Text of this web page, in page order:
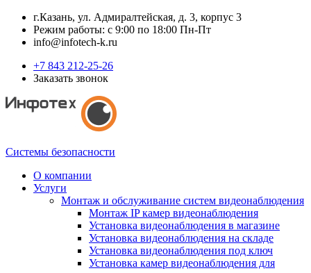
г.Казань, ул. Адмиралтейская, д. 3, корпус 3
Режим работы: с 9:00 по 18:00 Пн-Пт
info@infotech-k.ru
+7 843 212-25-26
Заказать звонок
Системы безопасности
О компании
Услуги
Монтаж и обслуживание систем видеонаблюдения
Монтаж IP камер видеонаблюдения
Установка видеонаблюдения в магазине
Установка видеонаблюдения на складе
Установка видеонаблюдения под ключ
Установка камер видеонаблюдения для